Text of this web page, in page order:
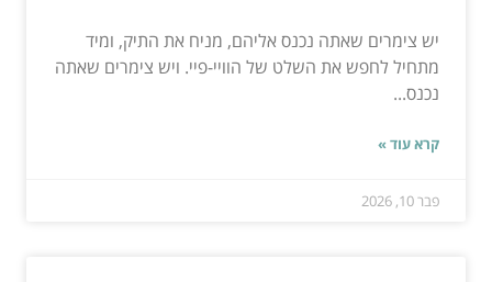
יש צימרים שאתה נכנס אליהם, מניח את התיק, ומיד
מתחיל לחפש את השלט של הוויי-פיי. ויש צימרים שאתה
נכנס...
קרא עוד »
פבר 10, 2026